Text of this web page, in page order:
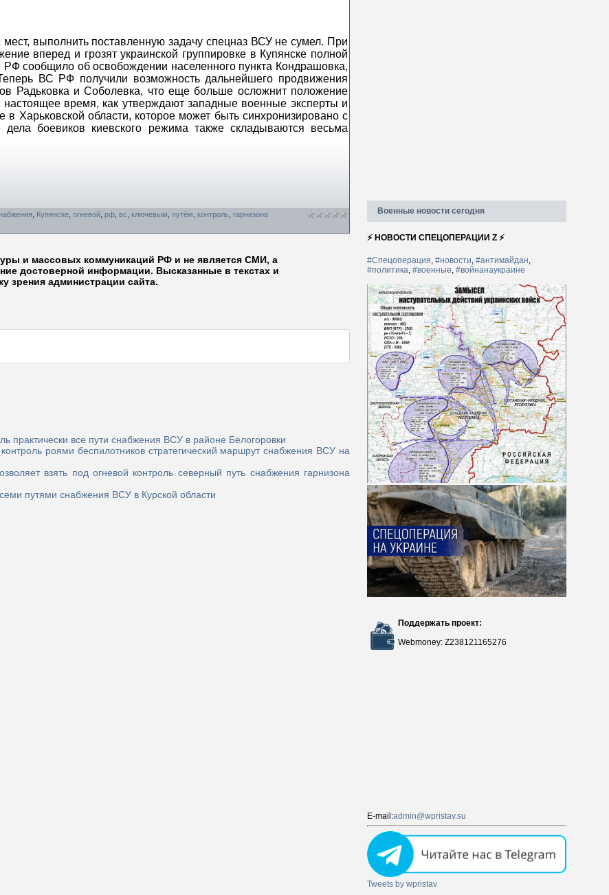
выполнить поставленную задачу спецназ ВСУ не сумел. При
вперед и грозят украинской группировке в Купянске полной
сообщило об освобождении населенного пункта Кондрашовка,
ВС РФ получили возможность дальнейшего продвижения
Радьковка и Соболевка, что еще больше осложнит положение
время, как утверждают западные военные эксперты и
Харьковской области, которое может быть синхронизировано с
боевиков киевского режима также складываются весьма
Купянске огневой рф вс ключевым путём контроль гарнизона
и массовых коммуникаций РФ и не является СМИ, а
достоверной информации. Высказанные в текстах и
зрения администрации сайта.
практически все пути снабжения ВСУ в районе Белогоровки
роями беспилотников стратегический маршрут снабжения ВСУ на
взять под огневой контроль северный путь снабжения гарнизона
путями снабжения ВСУ в Курской области
Военные новости сегодня
⚡ НОВОСТИ СПЕЦОПЕРАЦИИ Z ⚡
#Спецоперация, #новости, #антимайдан,
#политика, #военные, #войнанаукраине
Поддержать проект:
Webmoney: Z238121165276
E-mail:admin@wpristav.su
Tweets by wpristav